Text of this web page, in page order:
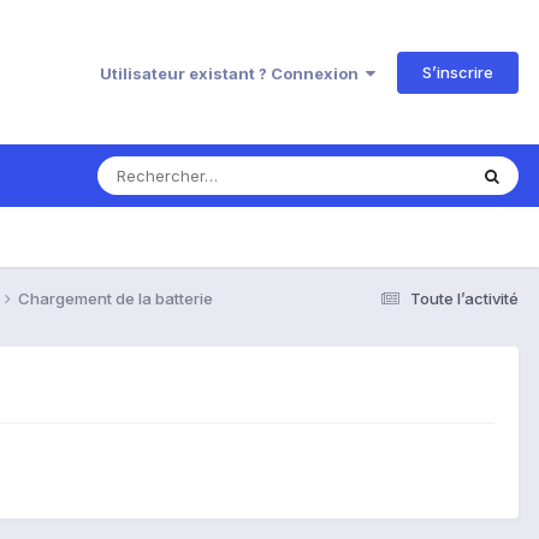
Utilisateur existant ? Connexion S’inscrire
Toute l’activité
Chargement de la batterie